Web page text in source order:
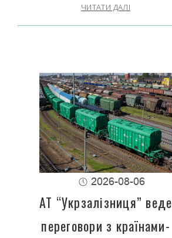
ЧИТАТИ ДАЛІ
2026-08-06
АТ “Укрзалізниця” веде
переговори з країнами-